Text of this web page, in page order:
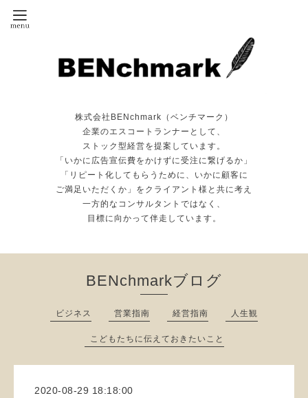
株式会社BENchmark（ベンチマーク）
企業のエスコートランナーとして、
ストック型経営を提案しています。
「いかに広告宣伝費をかけずに受注に繋げるか」
「リピート化してもらうために、いかに顧客に
ご満足いただくか」をクライアント様と共に考え
一方的なコンサルタントではなく、
目標に向かって伴走しています。
BENchmarkブログ
ビジネス 営業指南 経営指南 人生観
こどもたちに伝えておきたいこと
2020-08-29 18:18:00